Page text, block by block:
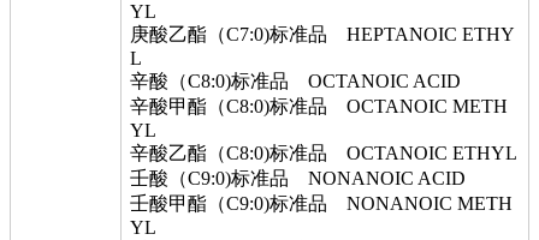
YL
庚酸乙酯（C7:0)标准品 HEPTANOIC ETHY
L
辛酸（C8:0)标准品 OCTANOIC ACID
辛酸甲酯（C8:0)标准品 OCTANOIC METH
YL
辛酸乙酯（C8:0)标准品 OCTANOIC ETHYL
壬酸（C9:0)标准品 NONANOIC ACID
壬酸甲酯（C9:0)标准品 NONANOIC METH
YL